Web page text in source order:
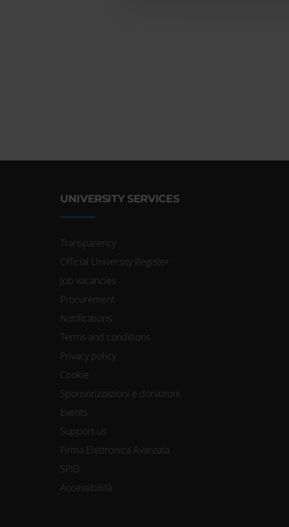
UNIVERSITY SERVICES
Transparency
Official University Register
Job vacancies
Procurement
Notifications
Terms and conditions
Privacy policy
Cookie
Sponsorizzazioni e donazioni
Events
Support us
Firma Elettronica Avanzata
SPID
Accessibilità